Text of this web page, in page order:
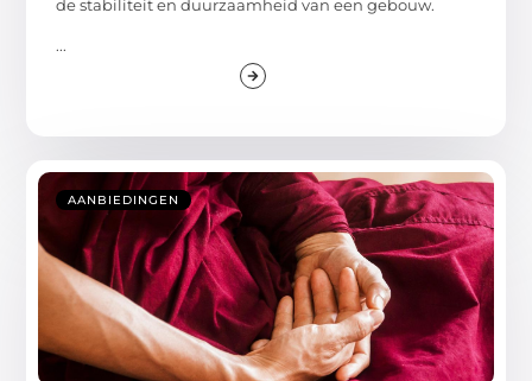
de stabiliteit en duurzaamheid van een gebouw.
...
AANBIEDINGEN